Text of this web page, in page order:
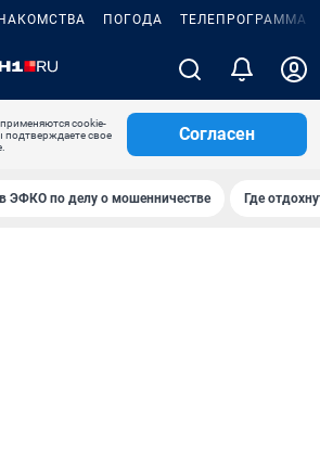
ПОГОДА ТЕЛЕПРОГРАММА
cookie-
подтверждаете свое
Согласен
ЭФКО по делу о мошенничестве Где